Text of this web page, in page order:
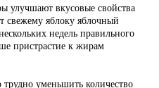
улучшают вкусовые свойства
свежему яблоку яблочный
недель правильного
пристрастие к жирам
уменьшить количество